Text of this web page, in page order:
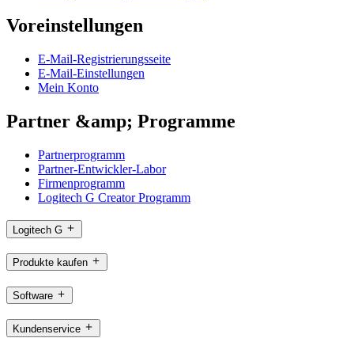
Voreinstellungen
E-Mail-Registrierungsseite
E-Mail-Einstellungen
Mein Konto
Partner &amp; Programme
Partnerprogramm
Partner-Entwickler-Labor
Firmenprogramm
Logitech G Creator Programm
Logitech G
Produkte kaufen
Software
Kundenservice